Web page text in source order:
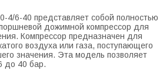
6-40 представляет собой полностью
дожимной компрессор для
Компрессор предназначен для
воздуха или газа, поступающего
значения. Эта модель позволяет
до 40 бар.